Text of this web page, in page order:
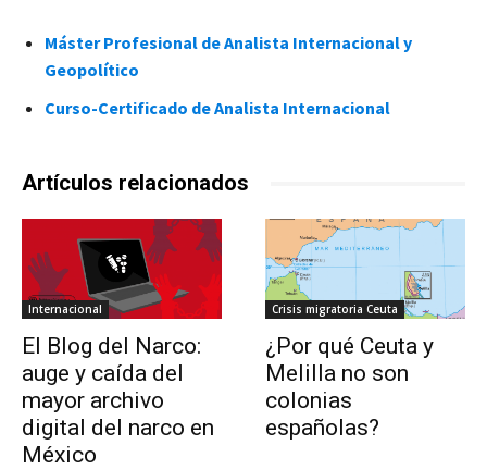
Máster Profesional de Analista Internacional y
Geopolítico
Curso-Certificado de Analista Internacional
Artículos relacionados
Internacional
El Blog del Narco:
auge y caída del
mayor archivo
digital del narco en
México
Crisis migratoria Ceuta
¿Por qué Ceuta y
Melilla no son
colonias
españolas?